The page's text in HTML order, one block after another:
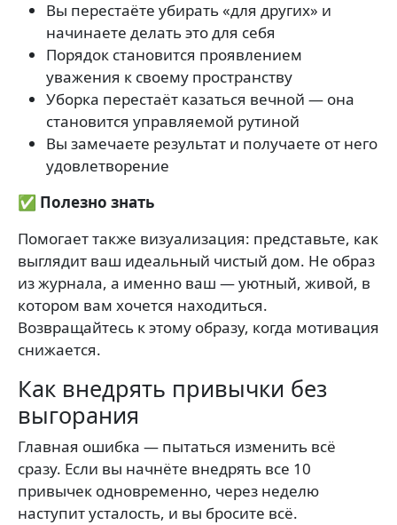
Вы перестаёте убирать «для других» и
начинаете делать это для себя
Порядок становится проявлением
уважения к своему пространству
Уборка перестаёт казаться вечной — она
становится управляемой рутиной
Вы замечаете результат и получаете от него
удовлетворение
✅ Полезно знать
Помогает также визуализация: представьте, как
выглядит ваш идеальный чистый дом. Не образ
из журнала, а именно ваш — уютный, живой, в
котором вам хочется находиться.
Возвращайтесь к этому образу, когда мотивация
снижается.
Как внедрять привычки без
выгорания
Главная ошибка — пытаться изменить всё
сразу. Если вы начнёте внедрять все 10
привычек одновременно, через неделю
наступит усталость, и вы бросите всё.